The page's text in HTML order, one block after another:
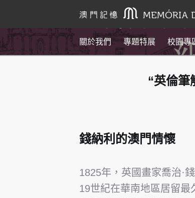
關於我們 專題特展 校園專
“英倫筆
錢納利的澳門情懷
1825年，英國畫家喬治·
19世紀在華南地區居留